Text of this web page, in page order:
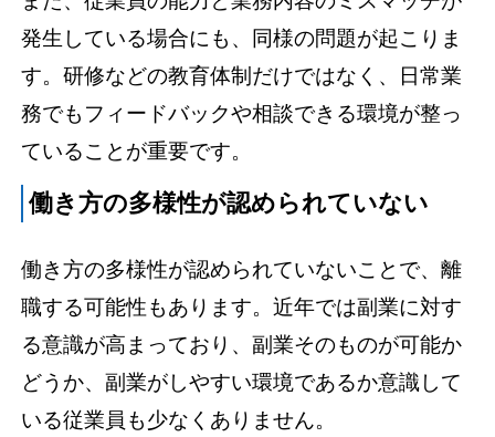
発生している場合にも、同様の問題が起こりま
す。研修などの教育体制だけではなく、日常業
務でもフィードバックや相談できる環境が整っ
ていることが重要です。
働き方の多様性が認められていない
働き方の多様性が認められていないことで、離
職する可能性もあります。近年では副業に対す
る意識が高まっており、副業そのものが可能か
どうか、副業がしやすい環境であるか意識して
いる従業員も少なくありません。